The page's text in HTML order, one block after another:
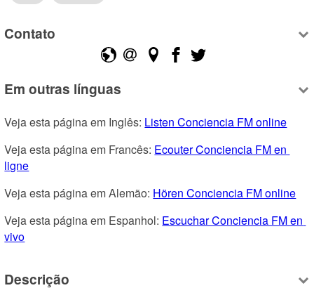
Contato
Em outras línguas
Veja esta página em Inglês: Listen Conciencia FM online
Veja esta página em Francês: Ecouter Conciencia FM en
ligne
Veja esta página em Alemão: Hören Conciencia FM online
Veja esta página em Espanhol: Escuchar Conciencia FM en
vivo
Descrição